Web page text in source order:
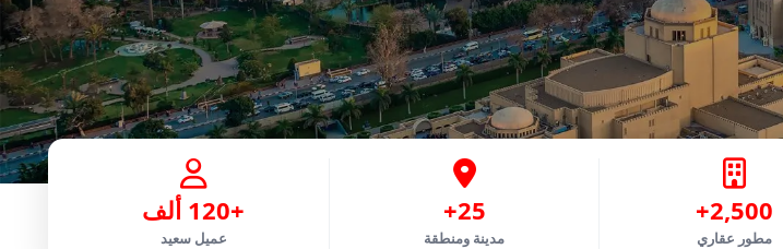
2,500+
مطور عقاري
25+
مدينة ومنطقة
+120 ألف
عميل سعيد